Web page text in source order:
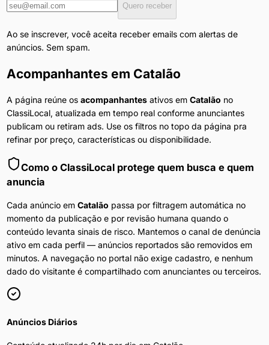
Quero receber
Ao se inscrever, você aceita receber emails com alertas de
anúncios. Sem spam.
Acompanhantes em Catalão
A página reúne os acompanhantesativos em Catalão no
ClassiLocal, atualizada em tempo real conforme anunciantes
publicam ou retiram ads. Use os filtros no topo da página pra
refinar por preço, características ou disponibilidade.
Como o ClassiLocal protege quem busca e quem
anuncia
Cada anúncio em Catalão passa por filtragem automática no
momento da publicação e por revisão humana quando o
conteúdo levanta sinais de risco. Mantemos o canal de denúncia
ativo em cada perfil — anúncios reportados são removidos em
minutos. A navegação no portal não exige cadastro, e nenhum
dado do visitante é compartilhado com anunciantes ou terceiros.
Anúncios Diários